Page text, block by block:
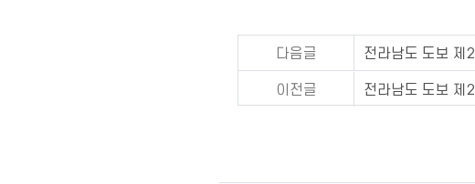
다음글 전라남도 도보
이전글 전라남도 도보